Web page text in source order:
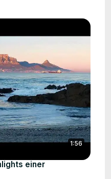
1:56
einer